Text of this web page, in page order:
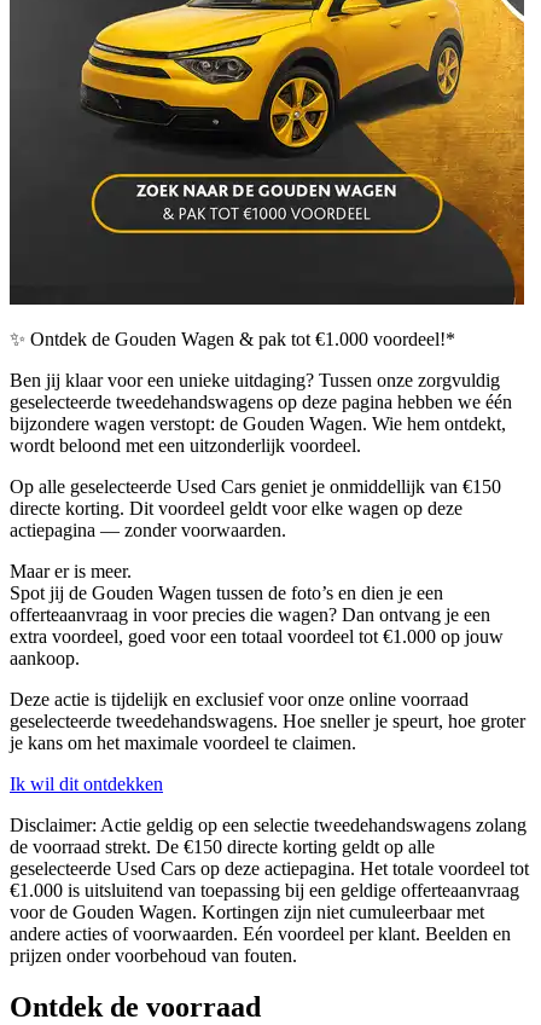
✨ Ontdek de Gouden Wagen & pak tot €1.000 voordeel!*
Ben jij klaar voor een unieke uitdaging? Tussen onze zorgvuldig
geselecteerde tweedehandswagens op deze pagina hebben we één
bijzondere wagen verstopt: de Gouden Wagen. Wie hem ontdekt,
wordt beloond met een uitzonderlijk voordeel.
Op alle geselecteerde Used Cars geniet je onmiddellijk van €150
directe korting. Dit voordeel geldt voor elke wagen op deze
actiepagina — zonder voorwaarden.
Maar er is meer.
Spot jij de Gouden Wagen tussen de foto’s en dien je een
offerteaanvraag in voor precies die wagen? Dan ontvang je een
extra voordeel, goed voor een totaal voordeel tot €1.000 op jouw
aankoop.
Deze actie is tijdelijk en exclusief voor onze online voorraad
geselecteerde tweedehandswagens. Hoe sneller je speurt, hoe groter
je kans om het maximale voordeel te claimen.
Ik wil dit ontdekken
Disclaimer: Actie geldig op een selectie tweedehandswagens zolang
de voorraad strekt. De €150 directe korting geldt op alle
geselecteerde Used Cars op deze actiepagina. Het totale voordeel tot
€1.000 is uitsluitend van toepassing bij een geldige offerteaanvraag
voor de Gouden Wagen. Kortingen zijn niet cumuleerbaar met
andere acties of voorwaarden. Eén voordeel per klant. Beelden en
prijzen onder voorbehoud van fouten.
Ontdek de voorraad